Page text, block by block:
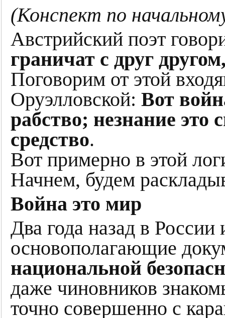
(Конспект по
Австрийский поэт
граничат с друг
Поговорим от этой
Оруэлловской: Вот
рабство; незнание это
средство.
Вот примерно в этой
Начнем, будем
Война это мир
Два года назад в
основополагающие
национальной
даже чиновников
точно совершенно с